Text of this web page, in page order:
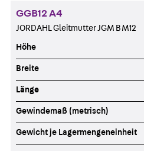
GGB12 A4
JORDAHL Gleitmutter JGM B M12
Höhe
Breite
Länge
Gewindemaß (metrisch)
Gewicht je Lagermengeneinheit